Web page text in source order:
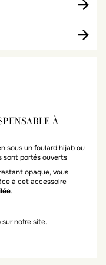
À
sous unfoulard hijabou
sont portés ouverts
opaque, vous
à cet accessoire
.
sur notre site.